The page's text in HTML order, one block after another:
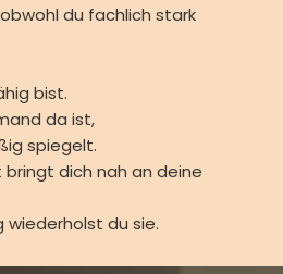
du fachlich stark
bist.
da ist,
spiegelt.
dich nah an deine
wiederholst du sie.